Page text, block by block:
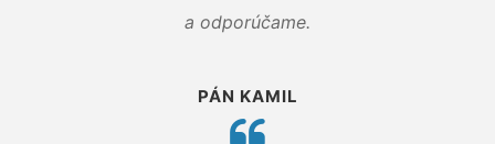
a odporúčame.
PÁN KAMIL